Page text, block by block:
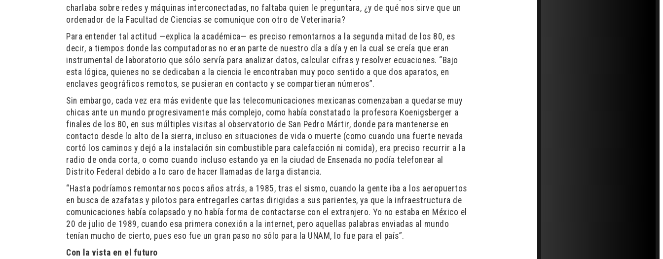
charlaba sobre redes y máquinas interconectadas, no faltaba quien le preguntara, ¿y de qué nos sirve que un
ordenador de la Facultad de Ciencias se comunique con otro de Veterinaria?
Para entender tal actitud —explica la académica— es preciso remontarnos a la segunda mitad de los 80, es
decir, a tiempos donde las computadoras no eran parte de nuestro día a día y en la cual se creía que eran
instrumental de laboratorio que sólo servía para analizar datos, calcular cifras y resolver ecuaciones. “Bajo
esta lógica, quienes no se dedicaban a la ciencia le encontraban muy poco sentido a que dos aparatos, en
enclaves geográficos remotos, se pusieran en contacto y se compartieran números”.
Sin embargo, cada vez era más evidente que las telecomunicaciones mexicanas comenzaban a quedarse muy
chicas ante un mundo progresivamente más complejo, como había constatado la profesora Koenigsberger a
finales de los 80, en sus múltiples visitas al observatorio de San Pedro Mártir, donde para mantenerse en
contacto desde lo alto de la sierra, incluso en situaciones de vida o muerte (como cuando una fuerte nevada
cortó los caminos y dejó a la instalación sin combustible para calefacción ni comida), era preciso recurrir a la
radio de onda corta, o como cuando incluso estando ya en la ciudad de Ensenada no podía telefonear al
Distrito Federal debido a lo caro de hacer llamadas de larga distancia.
“Hasta podríamos remontarnos pocos años atrás, a 1985, tras el sismo, cuando la gente iba a los aeropuertos
en busca de azafatas y pilotos para entregarles cartas dirigidas a sus parientes, ya que la infraestructura de
comunicaciones había colapsado y no había forma de contactarse con el extranjero. Yo no estaba en México el
20 de julio de 1989, cuando esa primera conexión a la internet, pero aquellas palabras enviadas al mundo
tenían mucho de cierto, pues eso fue un gran paso no sólo para la UNAM, lo fue para el país”.
Con la vista en el futuro